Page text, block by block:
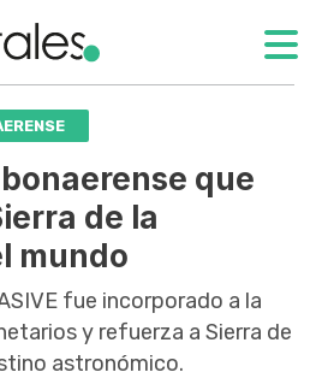
que
de la
mundo
fue incorporado a la
y refuerza a Sierra de
astronómico.